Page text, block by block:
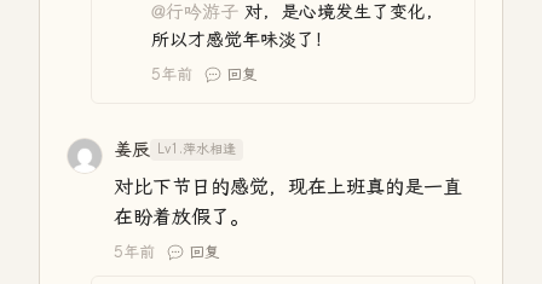
@行吟游子 对，是心境发生了变化，
所以才感觉年味淡了！
5年前 回复
姜辰 Lv1.萍水相逢
对比下节日的感觉，现在上班真的是一直
在盼着放假了。
5年前 回复